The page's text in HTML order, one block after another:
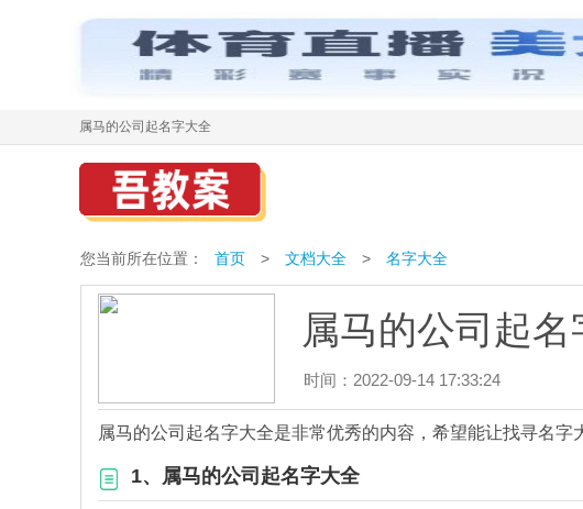
属马的公司起名字大全
您当前所在位置： 首页 > 文档大全 > 名字大全
属马的公司起名
时间：2022-09-14 17:33:24
属马的公司起名字大全是非常优秀的内容，希望能让找寻名字
1、属马的公司起名字大全